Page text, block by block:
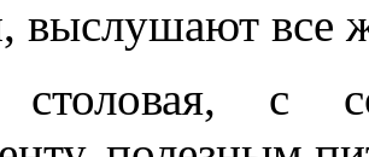
выслушают все
столовая, с